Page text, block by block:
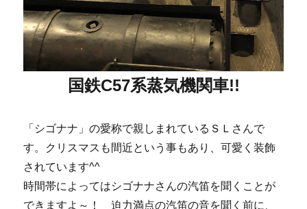
国鉄C57系蒸気機関車!!
「シゴナナ」の愛称で親しまれているＳＬさんで
す。クリスマスも間近という事もあり、可愛く装飾
されています^^
時間帯によってはシゴナナさんの汽笛を聞くことが
できますよ～！ 迫力満点の汽笛の音を聞く前に、